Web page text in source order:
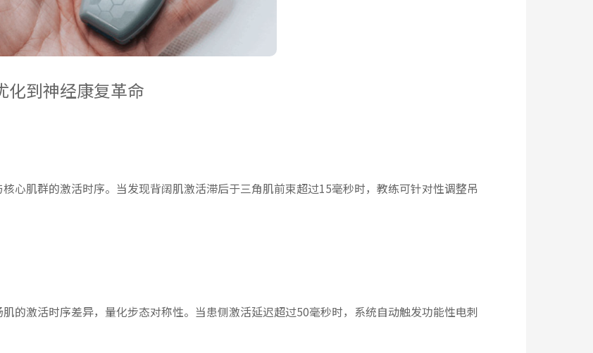
化到神经康复革命
心肌群的激活时序。当发现背阔肌激活滞后于三角肌前束超过15毫秒时，教练可针对性调整吊
的激活时序差异，量化步态对称性。当患侧激活延迟超过50毫秒时，系统自动触发功能性电刺